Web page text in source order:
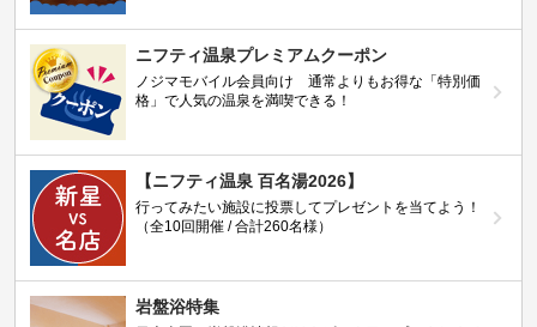
ニフティ温泉プレミアムクーポン
ノジマモバイル会員向け 通常よりもお得な「特別価
格」で人気の温泉を満喫できる！
【ニフティ温泉 百名湯2026】
行ってみたい施設に投票してプレゼントを当てよう！
（全10回開催 / 合計260名様）
岩盤浴特集